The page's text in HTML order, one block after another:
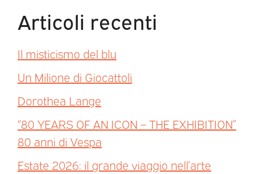
Articoli recenti
Il misticismo del blu
Un Milione di Giocattoli
Dorothea Lange
“80 YEARS OF AN ICON – THE EXHIBITION”
80 anni di Vespa
Estate 2026: il grande viaggio nell’arte